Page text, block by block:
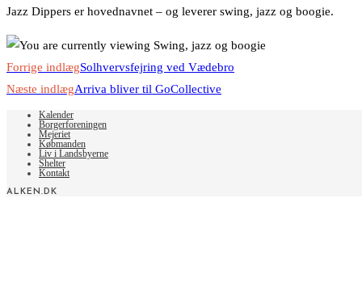
Jazz Dippers er hovednavnet – og leverer swing, jazz og boogie.
Read
more
articles
Forrige indlægSolhvervsfejring ved Vædebro
Næste indlægArriva bliver til GoCollective
Kalender
Borgerforeningen
Mejeriet
Købmanden
Liv i Landsbyerne
Shelter
Kontakt
ALKEN.DK